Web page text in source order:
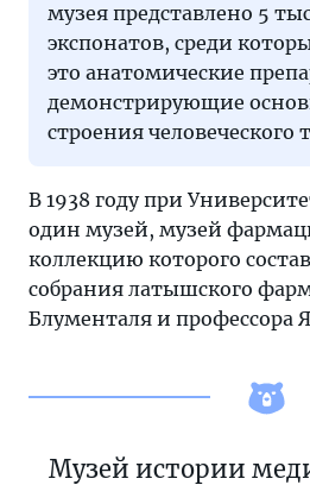
музея представлено 5
экспонатов, среди
это анатомические
демонстрирующие
строения человеческого
В 1938 году при
один музей, музей
коллекцию которого
собрания латышского
Блументаля и профессора
Музей истории